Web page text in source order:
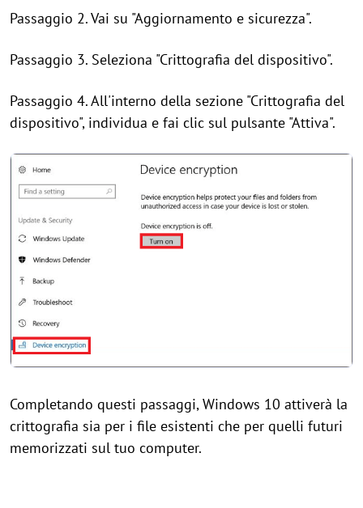
Passaggio 2. Vai su "Aggiornamento e sicurezza".
Passaggio 3. Seleziona "Crittografia del dispositivo".
Passaggio 4. All'interno della sezione "Crittografia del
dispositivo", individua e fai clic sul pulsante "Attiva".
Completando questi passaggi, Windows 10 attiverà la
crittografia sia per i file esistenti che per quelli futuri
memorizzati sul tuo computer.